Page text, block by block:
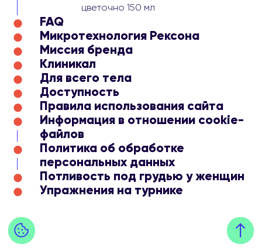
цветочно 150 мл
FAQ
Микротехнология Рексона
Миссия бренда
Клиникал
Для всего тела
Доступность
Правила использования сайта
Информация в отношении cookie-
файлов
Политика об обработке
персональных данных
Потливость под грудью у женщин
Упражнения на турнике